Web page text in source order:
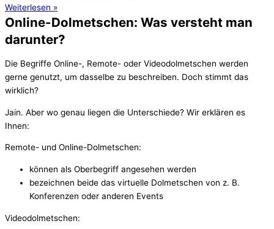
Weiterlesen »
Online-Dolmetschen: Was versteht man
darunter?
Die Begriffe Online-, Remote- oder Videodolmetschen werden
gerne genutzt, um dasselbe zu beschreiben. Doch stimmt das
wirklich?
Jain. Aber wo genau liegen die Unterschiede? Wir erklären es
Ihnen:
Remote- und Online-Dolmetschen:
können als Oberbegriff angesehen werden
bezeichnen beide das virtuelle Dolmetschen von z. B.
Konferenzen oder anderen Events
Videodolmetschen: